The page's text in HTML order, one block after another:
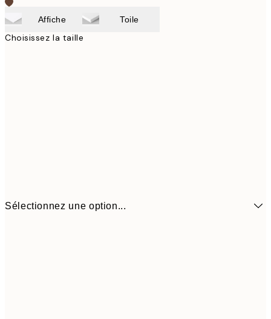
Affiche Toile
Choisissez la taille
Sélectionnez une option...